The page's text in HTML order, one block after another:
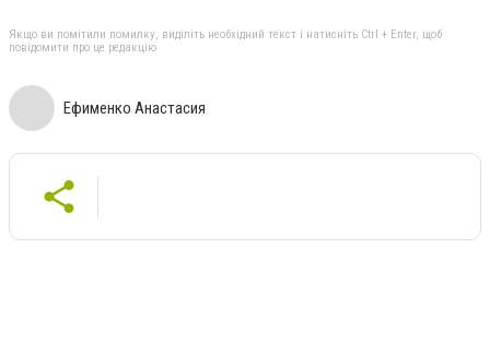
Якщо ви помітили помилку, виділіть необхідний текст і натисніть Ctrl + Enter, щоб
повідомити про це редакцію
Ефименко Анастасия